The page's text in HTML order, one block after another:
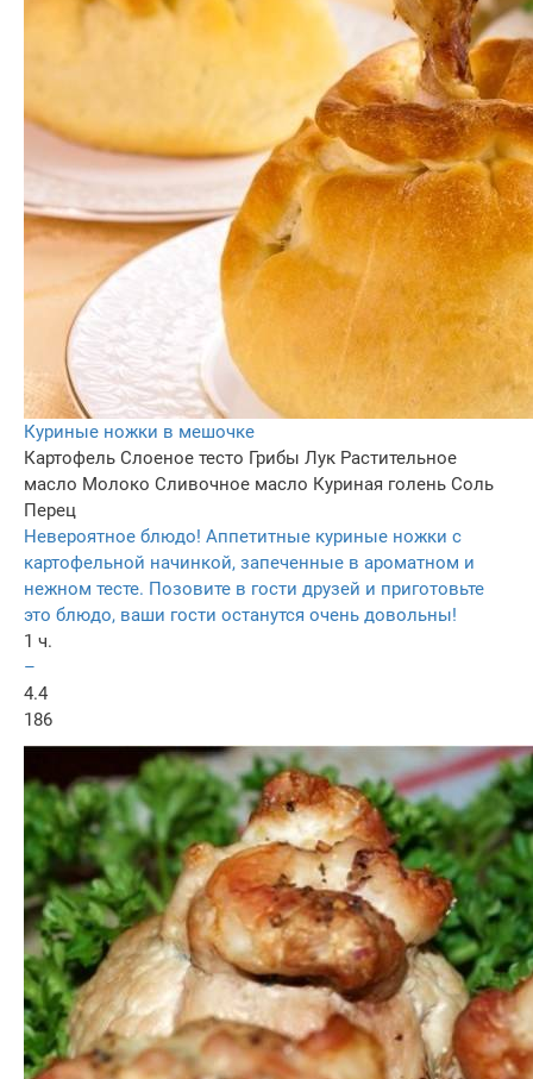
Куриные ножки в мешочке
Картофель Слоеное тесто Грибы Лук Растительное
масло Молоко Сливочное масло Куриная голень Соль
Перец
Невероятное блюдо! Аппетитные куриные ножки с
картофельной начинкой, запеченные в ароматном и
нежном тесте. Позовите в гости друзей и приготовьте
это блюдо, ваши гости останутся очень довольны!
1 ч.
–
4.4
186